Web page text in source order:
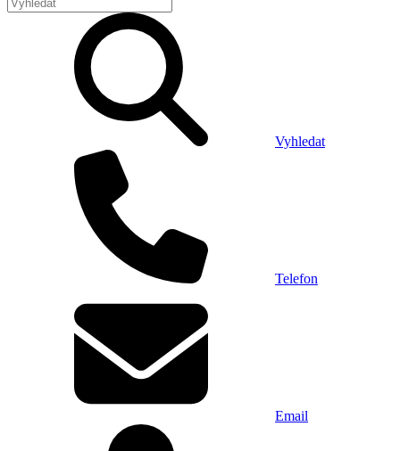
Vyhledat
Telefon
Email